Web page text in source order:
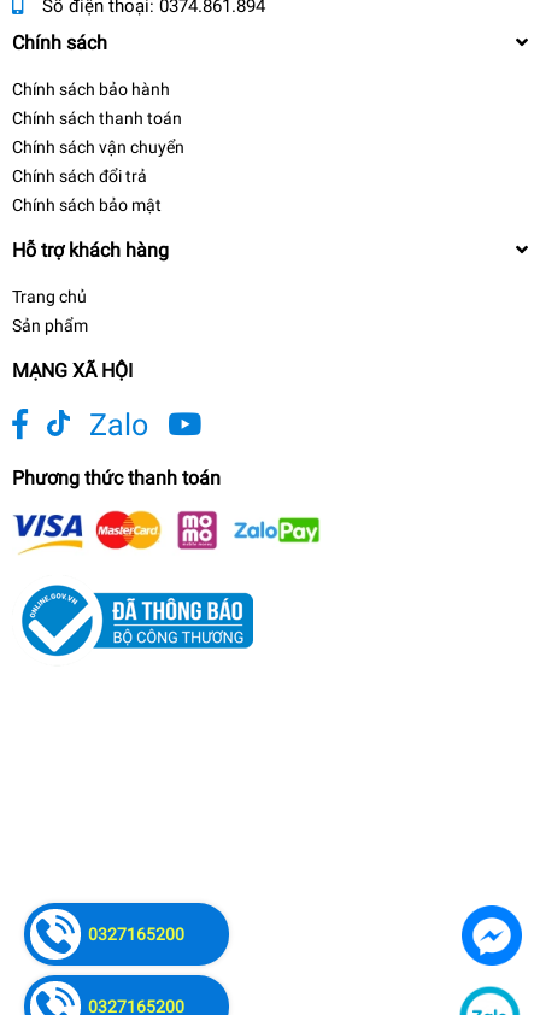
Số điện thoại: 0374.861.894
Chính sách
Chính sách bảo hành
Chính sách thanh toán
Chính sách vận chuyển
Chính sách đổi trả
Chính sách bảo mật
Hỗ trợ khách hàng
Trang chủ
Sản phẩm
MẠNG XÃ HỘI
Zalo
Phương thức thanh toán
0327165200
0327165200